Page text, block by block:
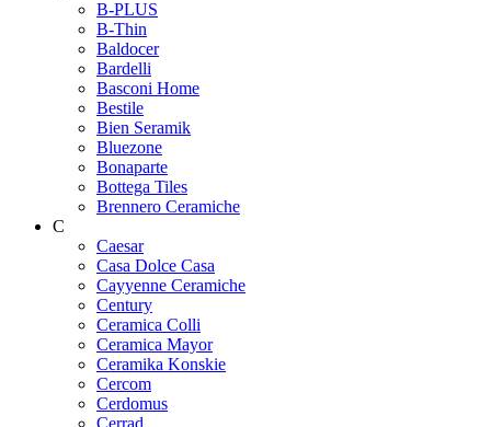
B-PLUS
B-Thin
Baldocer
Bardelli
Basconi Home
Bestile
Bien Seramik
Bluezone
Bonaparte
Bottega Tiles
Brennero Ceramiche
C
Caesar
Casa Dolce Casa
Cayyenne Ceramiche
Century
Ceramica Colli
Ceramica Mayor
Ceramika Konskie
Cercom
Cerdomus
Cerrad